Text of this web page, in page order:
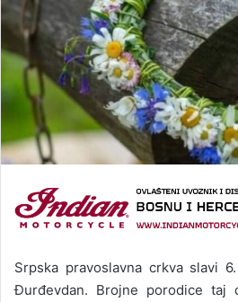
Srpska pravoslavna crkva slavi
Đurđevdan. Brojne porodice taj